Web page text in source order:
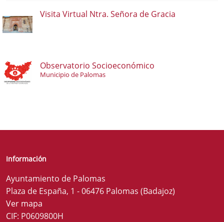
Visita Virtual Ntra. Señora de Gracia
Observatorio Socioeconómico
Municipio de Palomas
Información
Ayuntamiento de Palomas
Plaza de España, 1 - 06476 Palomas (Badajoz)
Ver mapa
CIF: P0609800H